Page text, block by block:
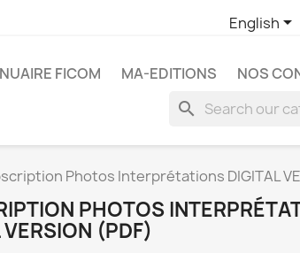
English
FICOM MA-EDITIONS NOS
search
Photos Interprétations DIGITAL
PHOTOS
(PDF)